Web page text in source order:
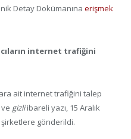
Detay Dokümanına erişmek
internet trafiğini
ait internet trafiğini talep
ve gizliibareli yazı, 15 Aralık
şirketlere gönderildi.